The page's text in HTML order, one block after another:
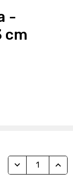
-
cm
RIDUCI